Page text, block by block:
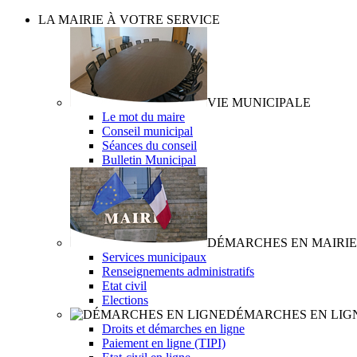
LA MAIRIE À VOTRE SERVICE
VIE MUNICIPALE
Le mot du maire
Conseil municipal
Séances du conseil
Bulletin Municipal
DÉMARCHES EN MAIRIE
Services municipaux
Renseignements administratifs
Etat civil
Elections
DÉMARCHES EN
Droits et démarches en ligne
Paiement en ligne (TIPI)